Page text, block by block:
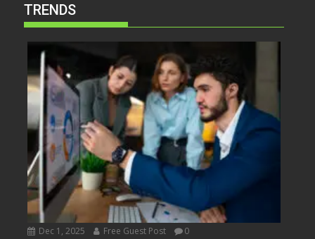
TRENDS
Dec 1, 2025 Free Guest Post 0